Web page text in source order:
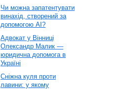
Чи можна запатентувати
винахід, створений за
допомогою AI?
Адвокат у Вінниці
Олександр Малик —
юридична допомога в
Україні
Сніжна куля проти
лавини: у якому